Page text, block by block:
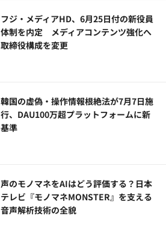
フジ・メディアHD、6月25日付の新役員
体制を内定 メディアコンテンツ強化へ
取締役構成を変更
韓国の虚偽・操作情報根絶法が7月7日施
行、DAU100万超プラットフォームに新
基準
声のモノマネをAIはどう評価する？日本
テレビ『モノマネMONSTER』を支える
音声解析技術の全貌